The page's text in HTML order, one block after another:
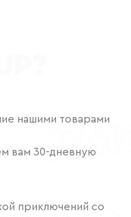
нашими товарами
вам 30-дневную
приключений со